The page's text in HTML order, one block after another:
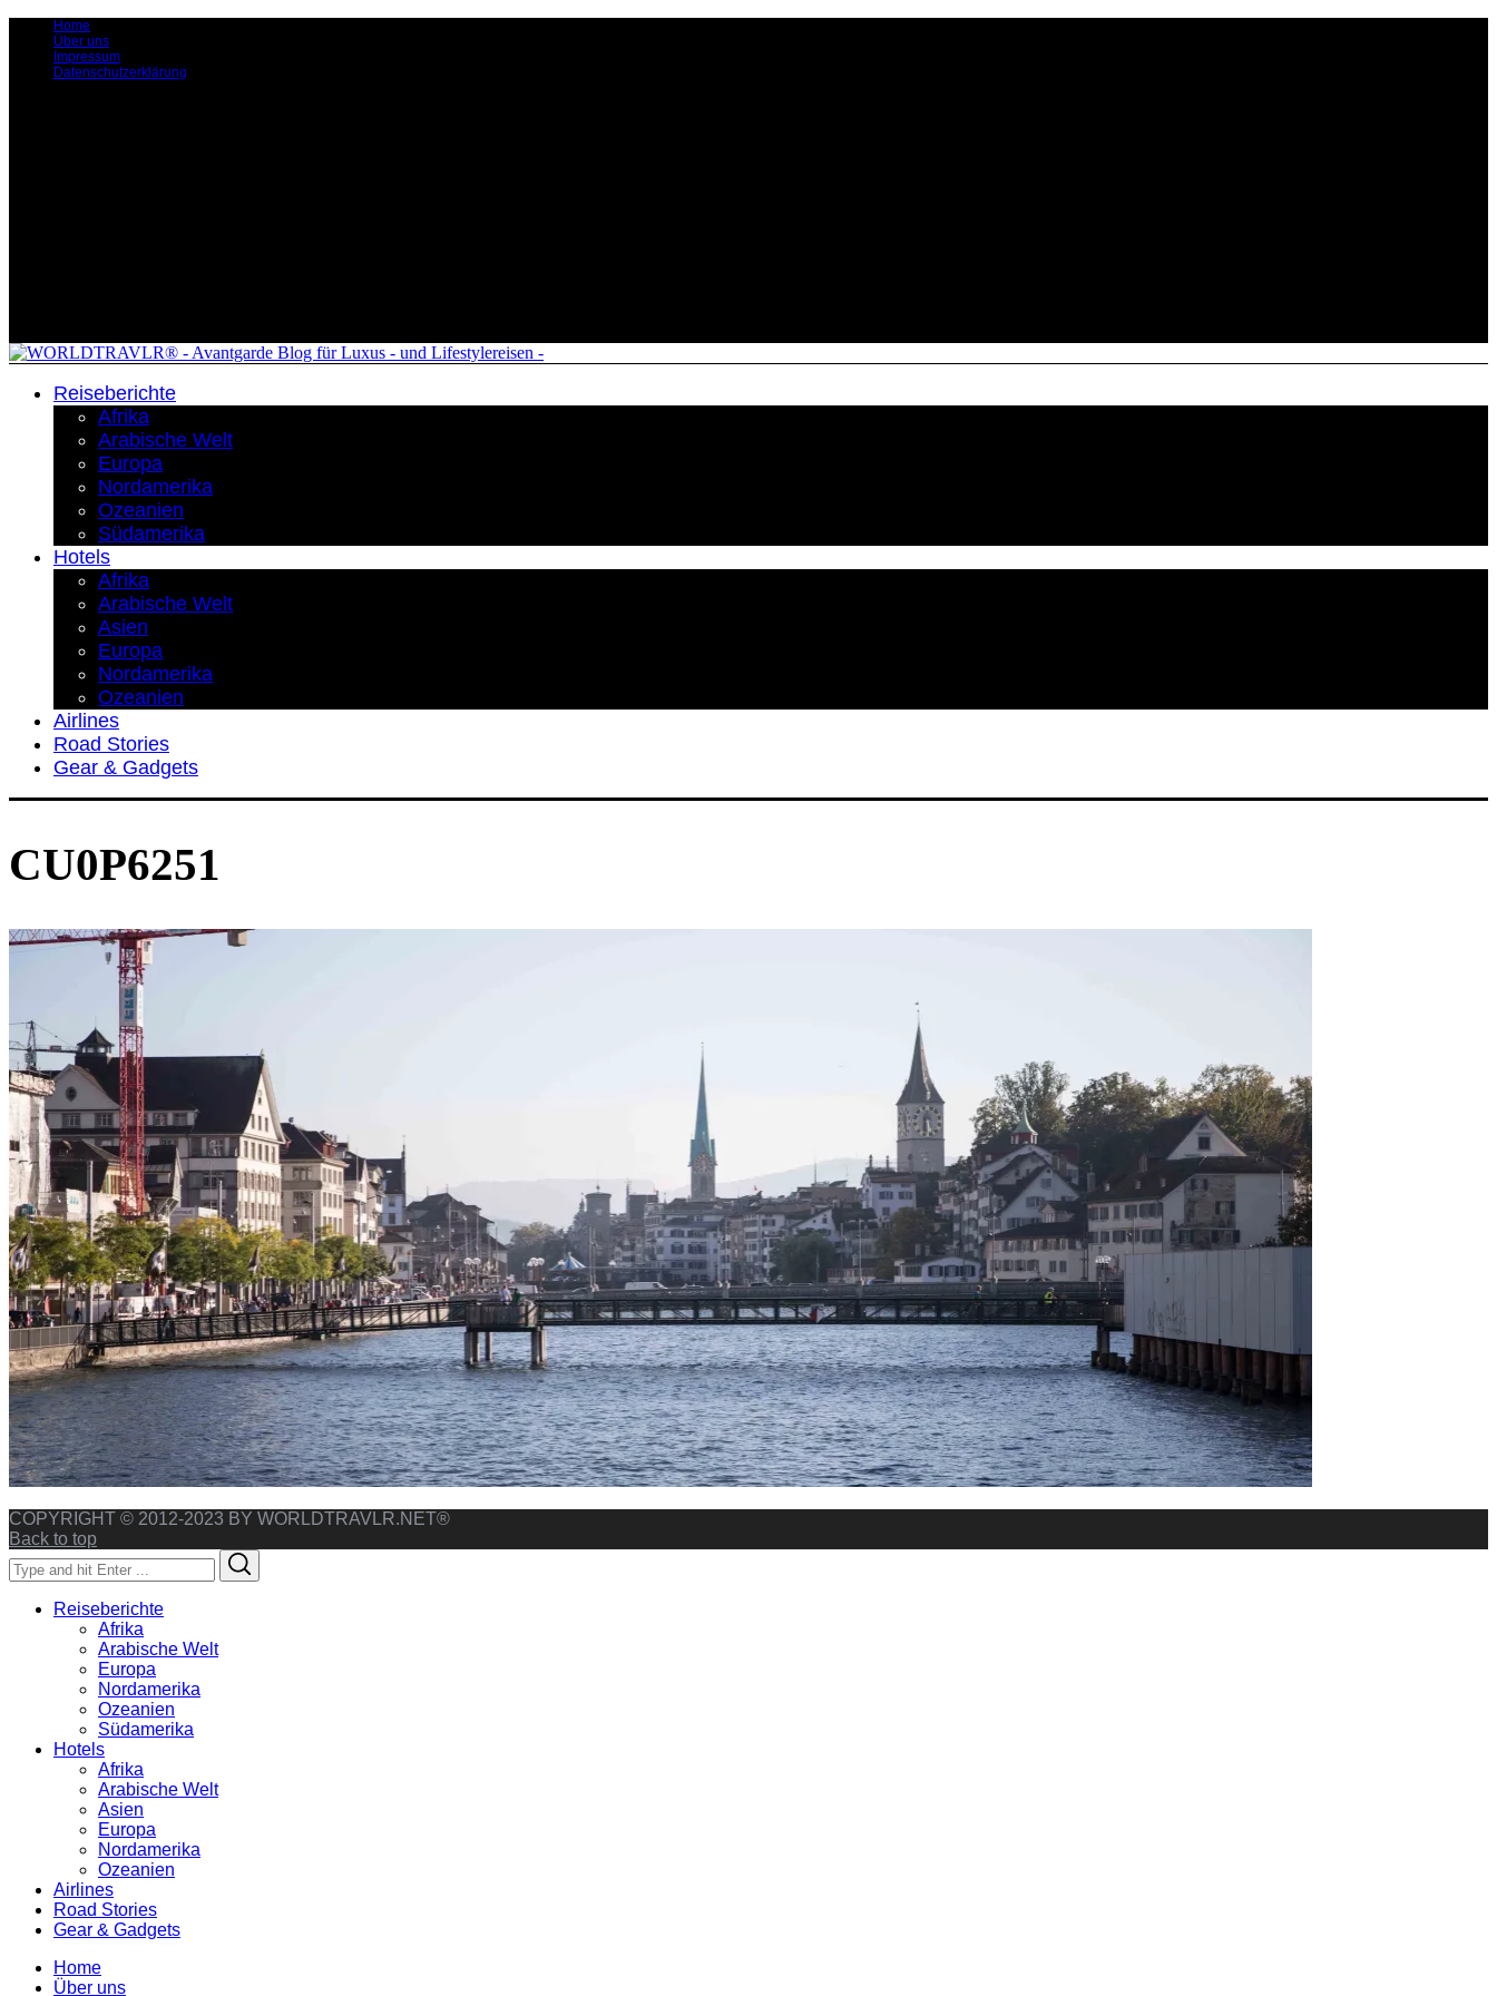
Home
Über uns
Impressum
Datenschutzerklärung
Reiseberichte
Afrika
Arabische Welt
Europa
Nordamerika
Ozeanien
Südamerika
Hotels
Afrika
Arabische Welt
Asien
Europa
Nordamerika
Ozeanien
Airlines
Road Stories
Gear & Gadgets
CU0P6251
COPYRIGHT © 2012-2023 BY WORLDTRAVLR.NET®
Back to top
Search
for:
Reiseberichte
Afrika
Arabische Welt
Europa
Nordamerika
Ozeanien
Südamerika
Hotels
Afrika
Arabische Welt
Asien
Europa
Nordamerika
Ozeanien
Airlines
Road Stories
Gear & Gadgets
Home
Über uns